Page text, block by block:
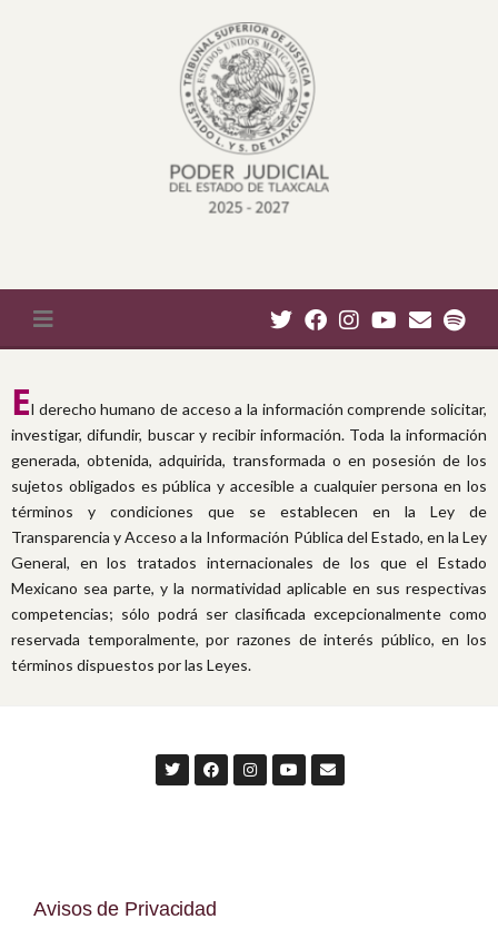
El derecho humano de acceso a la información comprende solicitar,
investigar, difundir, buscar y recibir información. Toda la información
generada, obtenida, adquirida, transformada o en posesión de los
sujetos obligados es pública y accesible a cualquier persona en los
términos y condiciones que se establecen en la Ley de
Transparencia y Acceso a la Información Pública del Estado, en la Ley
General, en los tratados internacionales de los que el Estado
Mexicano sea parte, y la normatividad aplicable en sus respectivas
competencias; sólo podrá ser clasificada excepcionalmente como
reservada temporalmente, por razones de interés público, en los
términos dispuestos por las Leyes.
Avisos de Privacidad